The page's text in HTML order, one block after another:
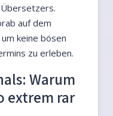
auf dem
keine bösen
zu erleben.
Warum
extrem rar